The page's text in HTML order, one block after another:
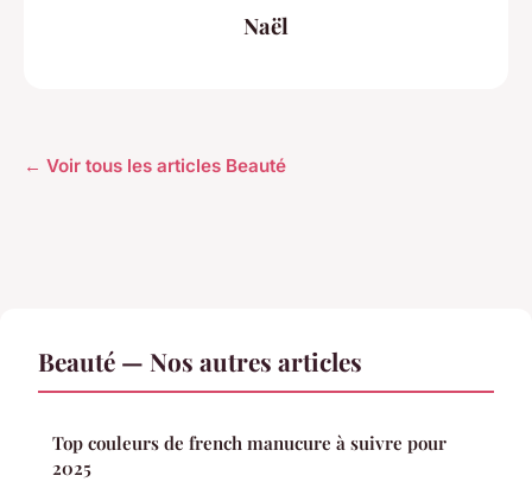
Naël
← Voir tous les articles Beauté
Beauté — Nos autres articles
Top couleurs de french manucure à suivre pour
2025